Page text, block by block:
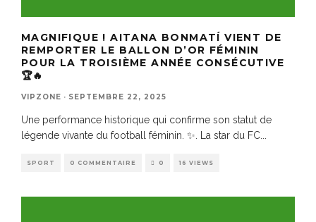
MAGNIFIQUE ! AITANA BONMATÍ VIENT DE
REMPORTER LE BALLON D’OR FÉMININ
POUR LA TROISIÈME ANNÉE CONSÉCUTIVE
🏆🔥
VIPZONE · SEPTEMBRE 22, 2025
Une performance historique qui confirme son statut de
légende vivante du football féminin. ✨. La star du FC
SPORT 0 COMMENTAIRE 0 16 VIEWS